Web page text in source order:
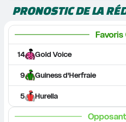
PRONOSTIC DE LA
Favoris
14 Gold Voice
9 Guiness d'Herfraie
5 Hurella